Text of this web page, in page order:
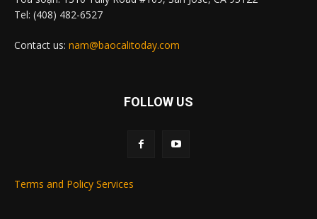
Tel: (408) 482-6527
Contact us: nam@baocalitoday.com
FOLLOW US
Terms and Policy Services